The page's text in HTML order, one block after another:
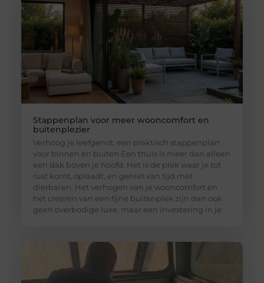
Stappenplan voor meer wooncomfort en
buitenplezier
Verhoog je leefgenot: een praktisch stappenplan
voor binnen en buiten Een thuis is meer dan alleen
een dak boven je hoofd. Het is de plek waar je tot
rust komt, oplaadt, en geniet van tijd met
dierbaren. Het verhogen van je wooncomfort en
het creëren van een fijne buitenplek zijn dan ook
geen overbodige luxe, maar een investering in je